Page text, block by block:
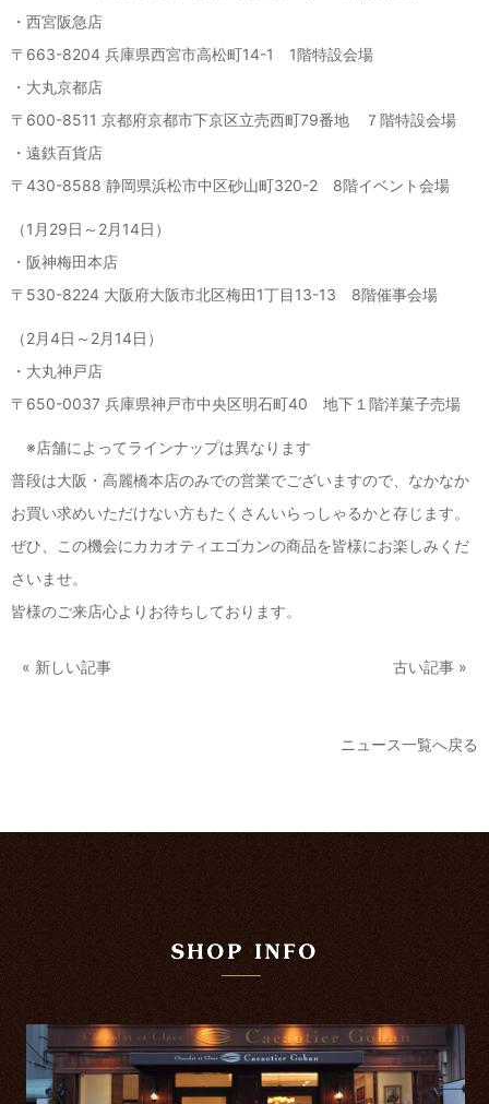
・西宮阪急店
〒663-8204 兵庫県西宮市高松町14-1 1階特設会場
・大丸京都店
〒600-8511 京都府京都市下京区立売西町79番地 ７階特設会場
・遠鉄百貨店
〒430-8588 静岡県浜松市中区砂山町320-2 8階イベント会場
（1月29日～2月14日）
・阪神梅田本店
〒530-8224 大阪府大阪市北区梅田1丁目13-13 8階催事会場
（2月4日～2月14日）
・大丸神戸店
〒650-0037 兵庫県神戸市中央区明石町40 地下１階洋菓子売場
※店舗によってラインナップは異なります
普段は大阪・高麗橋本店のみでの営業でございますので、なかなか
お買い求めいただけない方もたくさんいらっしゃるかと存じます。
ぜひ、この機会にカカオティエゴカンの商品を皆様にお楽しみくだ
さいませ。
皆様のご来店心よりお待ちしております。
古い記事 »
« 新しい記事
ニュース一覧へ戻る